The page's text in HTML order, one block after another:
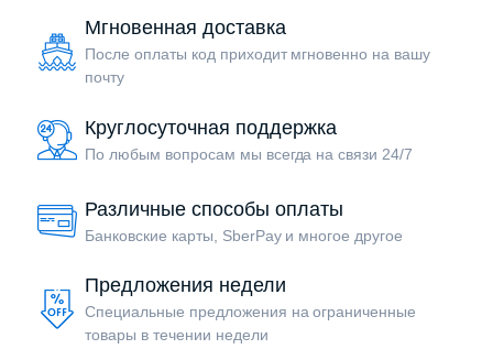
Мгновенная доставка
После оплаты код приходит мгновенно на вашу
почту
Круглосуточная поддержка
По любым вопросам мы всегда на связи 24/7
Различные способы оплаты
Банковские карты, SberPay и многое другое
Предложения недели
Специальные предложения на ограниченные
товары в течении недели